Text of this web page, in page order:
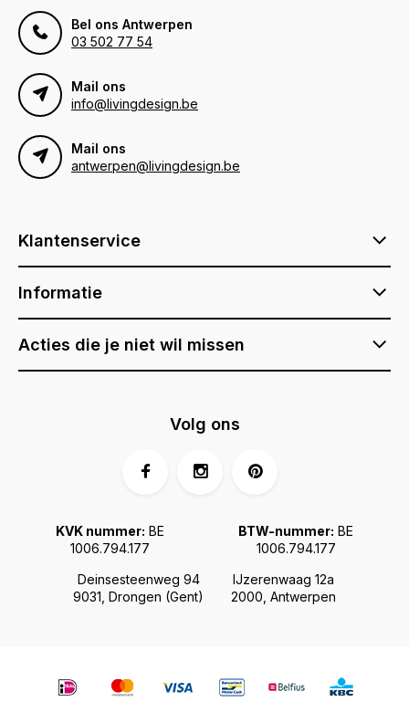
Bel ons Antwerpen
03 502 77 54
Mail ons
info@livingdesign.be
Mail ons
antwerpen@livingdesign.be
Klantenservice
Informatie
Acties die je niet wil missen
Deinsesteenweg 94
9031, Drongen (Gent)
IJzerenwaag 12a
2000, Antwerpen
KVK nummer: BE
1006.794.177
BTW-nummer: BE
1006.794.177
Volg ons